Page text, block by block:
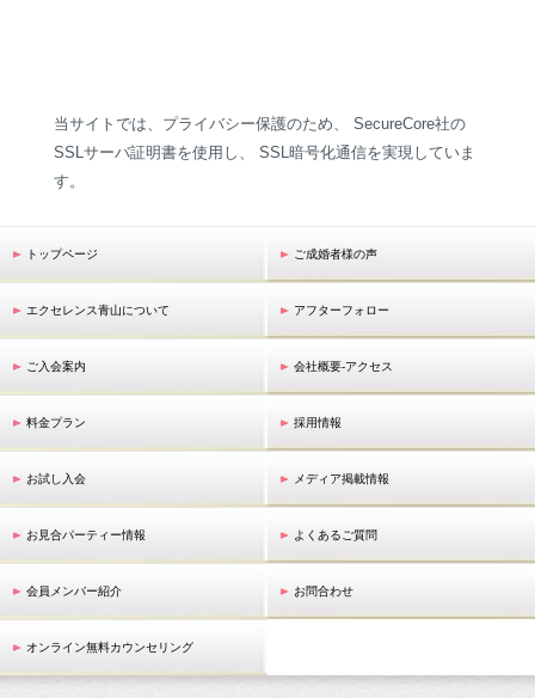
当サイトでは、プライバシー保護のため、 SecureCore社の
SSLサーバ証明書を使用し、 SSL暗号化通信を実現していま
す。
トップページ
エクセレンス青山について
ご入会案内
料金プラン
お試し入会
お見合パーティー情報
会員メンバー紹介
オンライン無料カウンセリング
ご成婚者様の声
アフターフォロー
会社概要-アクセス
採用情報
メディア掲載情報
よくあるご質問
お問合わせ